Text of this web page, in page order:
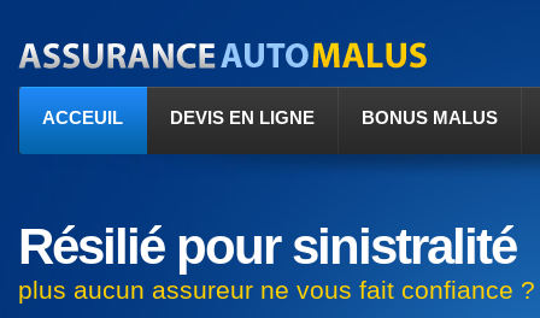
ACCEUIL DEVIS EN LIGNE BONUS MALUS
Résilié pour sinistralité
plus aucun assureur ne vous fait confiance ?